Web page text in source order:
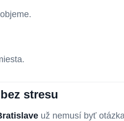
stresu
už nemusí byť